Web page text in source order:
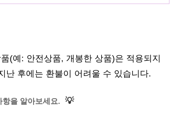
(예: 안전상품, 개봉한 상품)은 적용되지
난 후에는 환불이 어려울 수 있습니다.
을 알아보세요. 💡